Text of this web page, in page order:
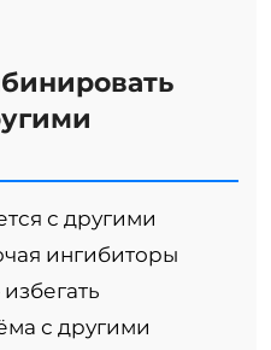
с другими
ингибиторы
с другими